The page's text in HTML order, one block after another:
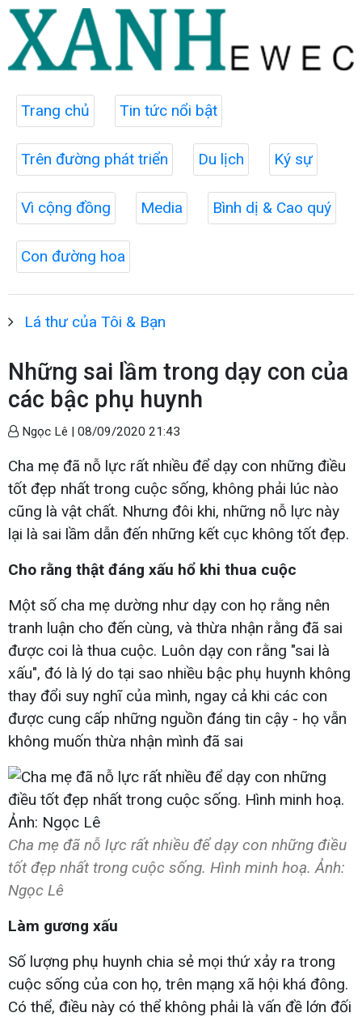
Trang chủ Tin tức nổi bật
Trên đường phát triển Du lịch Ký sự
Vì cộng đồng Media Bình dị & Cao quý
Con đường hoa
Lá thư của Tôi & Bạn
Những sai lầm trong dạy con của
các bậc phụ huynh
Ngọc Lê | 08/09/2020 21:43
Cha mẹ đã nỗ lực rất nhiều để dạy con những điều
tốt đẹp nhất trong cuộc sống, không phải lúc nào
cũng là vật chất. Nhưng đôi khi, những nỗ lực này
lại là sai lầm dẫn đến những kết cục không tốt đẹp.
Cho rằng thật đáng xấu hổ khi thua cuộc
Một số cha mẹ dường như dạy con họ rằng nên
tranh luận cho đến cùng, và thừa nhận rằng đã sai
được coi là thua cuộc. Luôn dạy con rằng "sai là
xấu", đó là lý do tại sao nhiều bậc phụ huynh không
thay đổi suy nghĩ của mình, ngay cả khi các con
được cung cấp những nguồn đáng tin cậy - họ vẫn
không muốn thừa nhận mình đã sai
Cha mẹ đã nỗ lực rất nhiều để dạy con những điều
tốt đẹp nhất trong cuộc sống. Hình minh hoạ. Ảnh:
Ngọc Lê
Làm gương xấu
Số lượng phụ huynh chia sẻ mọi thứ xảy ra trong
cuộc sống của con họ, trên mạng xã hội khá đông.
Có thể, điều này có thể không phải là vấn đề lớn đối